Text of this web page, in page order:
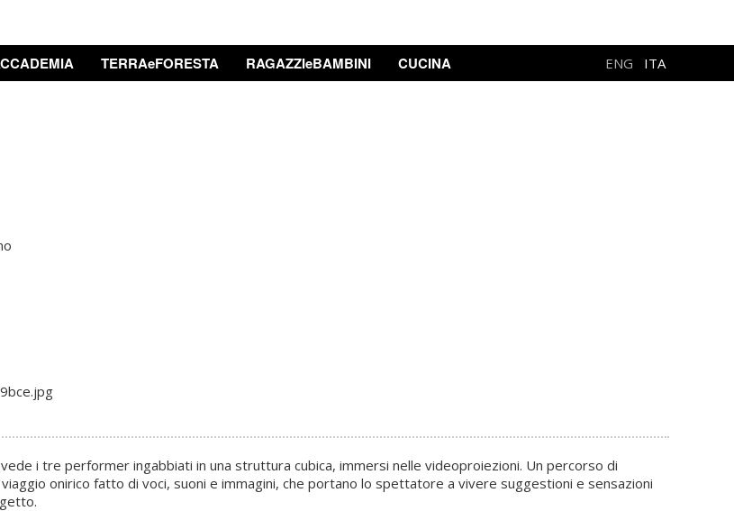
TERRAeFORESTA RAGAZZIeBAMBINI CUCINA ENG ITA
i tre performer ingabbiati in una struttura cubica, immersi nelle videoproiezioni. Un percorso di
onirico fatto di voci, suoni e immagini, che portano lo spettatore a vivere suggestioni e sensazioni